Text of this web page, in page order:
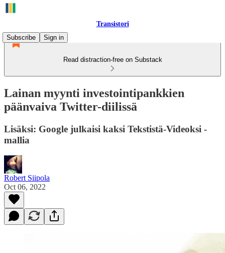
Transistori
Subscribe
Sign in
Read distraction-free on Substack
Lainan myynti investointipankkien
päänvaiva Twitter-diilissä
Lisäksi: Google julkaisi kaksi Tekstistä-Videoksi -
mallia
Robert Siipola
Oct 06, 2022